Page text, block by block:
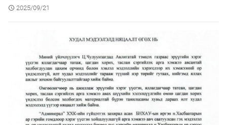
2025/09/21